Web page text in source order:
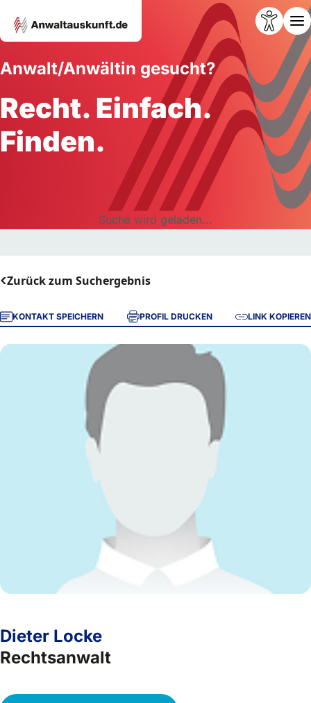
Anwalt/Anwältin gesucht?
Recht. Einfach.
Finden.
Suche wird geladen...
Zurück zum Suchergebnis
KONTAKT SPEICHERN PROFIL DRUCKEN LINK KOPIEREN
Dieter Locke
Rechtsanwalt